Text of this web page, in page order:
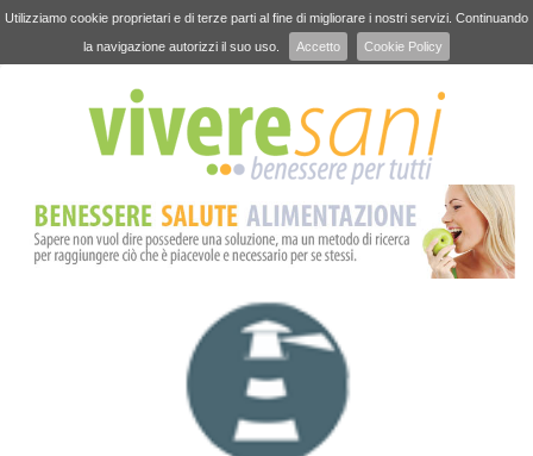
Utilizziamo cookie proprietari e di terze parti al fine di migliorare i nostri servizi. Continuando
la navigazione autorizzi il suo uso.
Accetto Cookie Policy